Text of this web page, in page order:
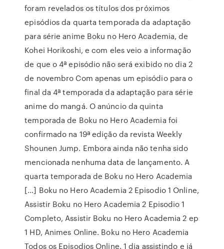
foram revelados os títulos dos próximos
episódios da quarta temporada da adaptação
para série anime Boku no Hero Academia, de
Kohei Horikoshi, e com eles veio a informação
de que o 4ª episódio não será exibido no dia 2
de novembro Com apenas um episódio para o
final da 4ª temporada da adaptação para série
anime do mangá. O anúncio da quinta
temporada de Boku no Hero Academia foi
confirmado na 19ª edição da revista Weekly
Shounen Jump. Embora ainda não tenha sido
mencionada nenhuma data de lançamento. A
quarta temporada de Boku no Hero Academia
[…] Boku no Hero Academia 2 Episodio 1 Online,
Assistir Boku no Hero Academia 2 Episodio 1
Completo, Assistir Boku no Hero Academia 2 ep
1 HD, Animes Online. Boku no Hero Academia
Todos os Episodios Online. 1 dia assistindo e já